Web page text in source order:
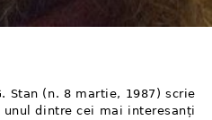
Stan (n. 8 martie, 1987) scrie
dintre cei mai interesanți